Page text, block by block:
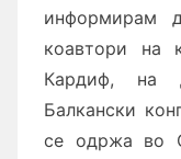
информирам
коавтори на
Кардиф, на
Балкански
се одржа во